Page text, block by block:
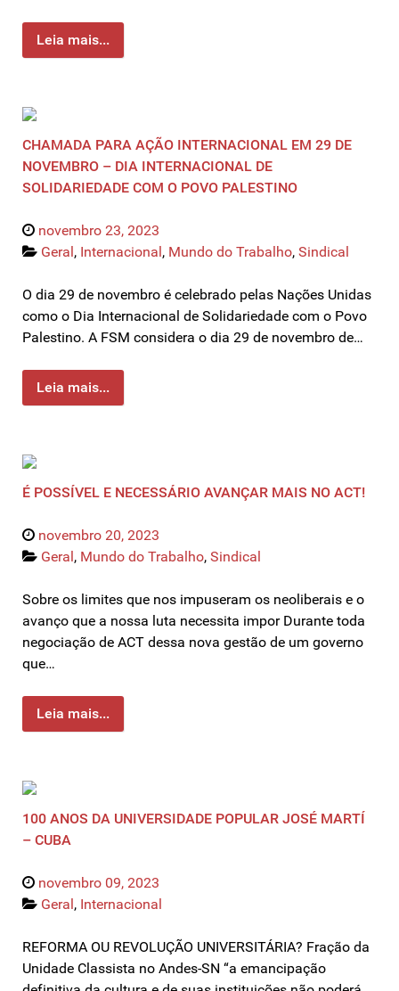
Leia mais...
CHAMADA PARA AÇÃO INTERNACIONAL EM 29 DE
NOVEMBRO – DIA INTERNACIONAL DE
SOLIDARIEDADE COM O POVO PALESTINO
novembro 23, 2023
Geral, Internacional, Mundo do Trabalho, Sindical
O dia 29 de novembro é celebrado pelas Nações Unidas
como o Dia Internacional de Solidariedade com o Povo
Palestino. A FSM considera o dia 29 de novembro de…
Leia mais...
É POSSÍVEL E NECESSÁRIO AVANÇAR MAIS NO ACT!
novembro 20, 2023
Geral, Mundo do Trabalho, Sindical
Sobre os limites que nos impuseram os neoliberais e o
avanço que a nossa luta necessita impor Durante toda
negociação de ACT dessa nova gestão de um governo
que…
Leia mais...
100 ANOS DA UNIVERSIDADE POPULAR JOSÉ MARTÍ
– CUBA
novembro 09, 2023
Geral, Internacional
REFORMA OU REVOLUÇÃO UNIVERSITÁRIA? Fração da
Unidade Classista no Andes-SN “a emancipação